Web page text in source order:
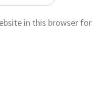
in this browser for